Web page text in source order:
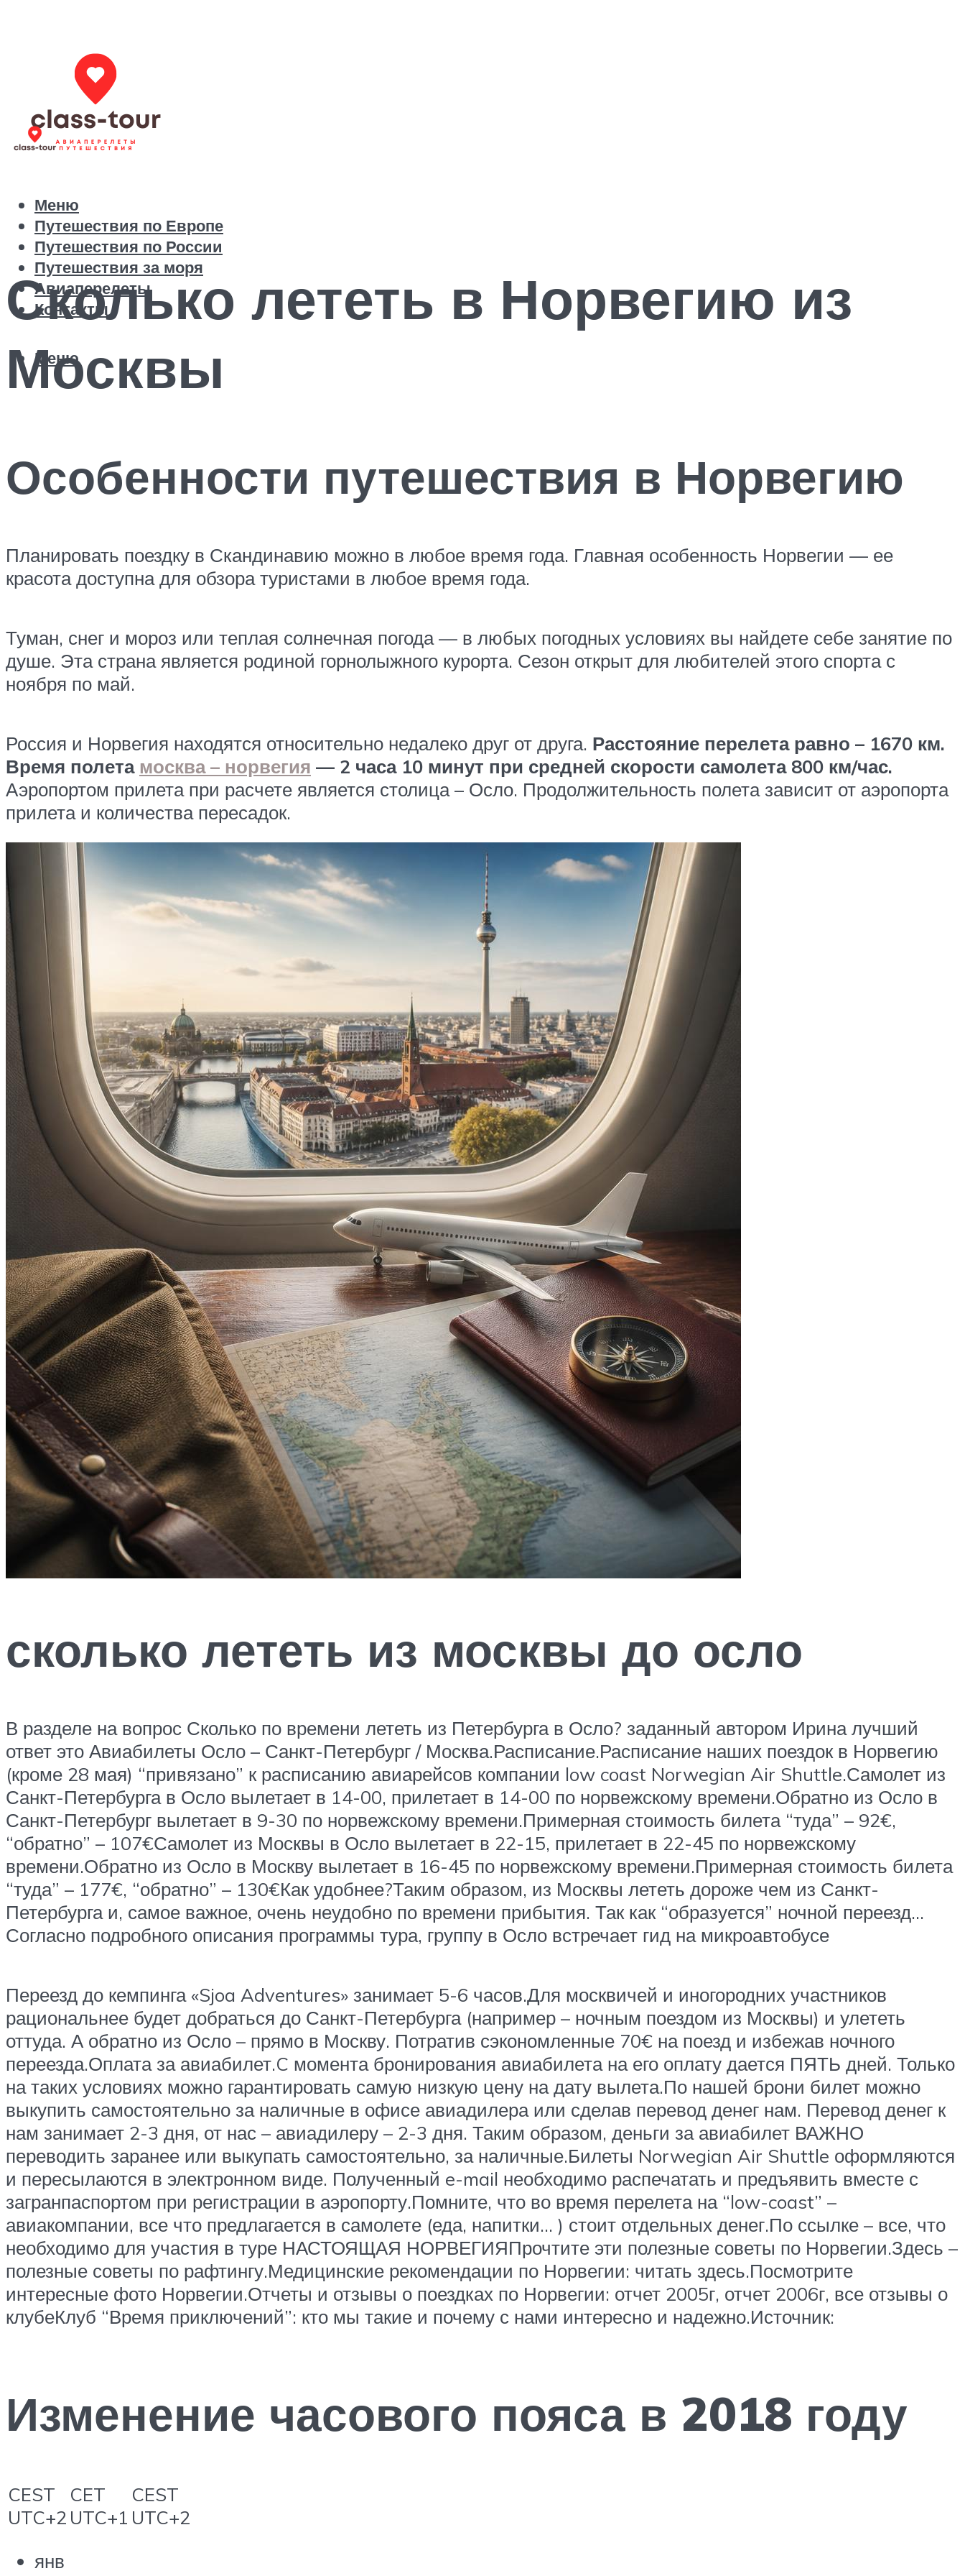
Путешествия по Европе
Путешествия по России
Путешествия за моря
Авиаперелеты
Контакты
Меню
Меню
Сколько лететь в Норвегию из
Москвы
Особенности путешествия в Норвегию
Планировать поездку в Скандинавию можно в любое время года. Главная особенность Норвегии — ее
красота доступна для обзора туристами в любое время года.
Туман, снег и мороз или теплая солнечная погода — в любых погодных условиях вы найдете себе занятие по
душе. Эта страна является родиной горнолыжного курорта. Сезон открыт для любителей этого спорта с
ноября по май.
Россия и Норвегия находятся относительно недалеко друг от друга. Расстояние перелета равно – 1670 км.
Время полета москва – норвегия — 2 часа 10 минут при средней скорости самолета 800 км/час.
Аэропортом прилета при расчете является столица – Осло. Продолжительность полета зависит от аэропорта
прилета и количества пересадок.
сколько лететь из москвы до осло
В разделе на вопрос Сколько по времени лететь из Петербурга в Осло? заданный автором Ирина лучший
ответ это Авиабилеты Осло – Санкт-Петербург / Москва.Расписание.Расписание наших поездок в Норвегию
(кроме 28 мая) “привязано” к расписанию авиарейсов компании low coast Norwegian Air Shuttle.Самолет из
Санкт-Петербурга в Осло вылетает в 14-00, прилетает в 14-00 по норвежскому времени.Обратно из Осло в
Санкт-Петербург вылетает в 9-30 по норвежскому времени.Примерная стоимость билета “туда” – 92€,
“обратно” – 107€Самолет из Москвы в Осло вылетает в 22-15, прилетает в 22-45 по норвежскому
времени.Обратно из Осло в Москву вылетает в 16-45 по норвежскому времени.Примерная стоимость билета
“туда” – 177€, “обратно” – 130€Как удобнее?Таким образом, из Москвы лететь дороже чем из Санкт-
Петербурга и, самое важное, очень неудобно по времени прибытия. Так как “образуется” ночной переезд…
Согласно подробного описания программы тура, группу в Осло встречает гид на микроавтобусе
Переезд до кемпинга «Sjoa Adventures» занимает 5-6 часов.Для москвичей и иногородних участников
рациональнее будет добраться до Санкт-Петербурга (например – ночным поездом из Москвы) и улететь
оттуда. А обратно из Осло – прямо в Москву. Потратив сэкономленные 70€ на поезд и избежав ночного
переезда.Оплата за авиабилет.C момента бронирования авиабилета на его оплату дается ПЯТЬ дней. Только
на таких условиях можно гарантировать самую низкую цену на дату вылета.По нашей брони билет можно
выкупить самостоятельно за наличные в офисе авиадилера или сделав перевод денег нам. Перевод денег к
нам занимает 2-3 дня, от нас – авиадилеру – 2-3 дня. Таким образом, деньги за авиабилет ВАЖНО
переводить заранее или выкупать самостоятельно, за наличные.Билеты Norwegian Air Shuttle оформляются
и пересылаются в электронном виде. Полученный e-mail необходимо распечатать и предъявить вместе с
загранпаспортом при регистрации в аэропорту.Помните, что во время перелета на “low-coast” –
авиакомпании, все что предлагается в самолете (еда, напитки… ) стоит отдельных денег.По ссылке – все, что
необходимо для участия в туре НАСТОЯЩАЯ НОРВЕГИЯПрочтите эти полезные советы по Норвегии.Здесь –
полезные советы по рафтингу.Медицинские рекомендации по Норвегии: читать здесь.Посмотрите
интересные фото Норвегии.Отчеты и отзывы о поездках по Норвегии: отчет 2005г, отчет 2006г, все отзывы о
клубеКлуб “Время приключений”: кто мы такие и почему с нами интересно и надежно.Источник:
Изменение часового пояса в 2018 году
CEST
UTC+2
CET
UTC+1
CEST
UTC+2
янв